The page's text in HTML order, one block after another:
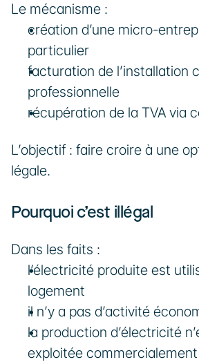
Le mécanisme :
création d’une micro-
particulier
facturation de l’installation
professionnelle
récupération de la TVA via
L’objectif : faire croire à une
légale.
Pourquoi c’est illégal
Dans les faits :
l’électricité produite est
logement
il n’y a pas d’activité
la production d’électricité
exploitée commercialement